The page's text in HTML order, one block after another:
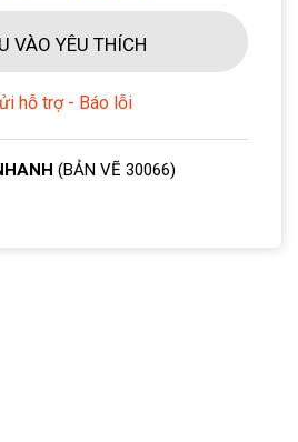
VÀO YÊU THÍCH
hỗ trợ - Báo lỗi
(BẢN VẼ 30066)